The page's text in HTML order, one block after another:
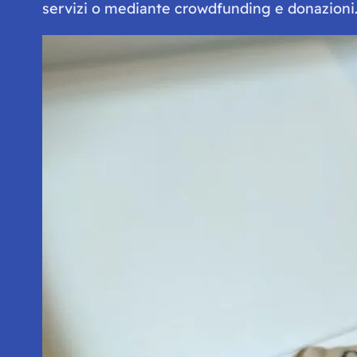
servizi o mediante crowdfunding e donazioni.